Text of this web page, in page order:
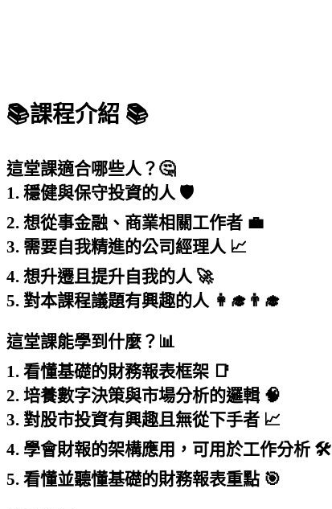
📚課程介紹 📚
這堂課適合哪些人？🤔
1. 穩健與保守投資的人 🛡️
2. 想從事金融、商業相關工作者 💼
3. 需要自我精進的公司經理人 📈
4. 想升遷且提升自我的人 🚀
5. 對本課程議題有興趣的人 👩‍🎓👨‍🎓
這堂課能學到什麼？📊
1. 看懂基礎的財務報表框架 📑
2. 培養數字決策與市場分析的邏輯 🧠
3. 對股市投資有興趣且無從下手者 📈
4. 學會財報的架構應用，可用於工作分析 🛠️
5. 看懂並聽懂基礎的財務報表重點 🎯